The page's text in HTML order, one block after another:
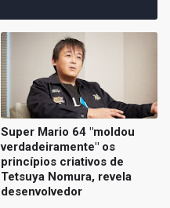
Super Mario 64 "moldou
verdadeiramente" os
princípios criativos de
Tetsuya Nomura, revela
desenvolvedor